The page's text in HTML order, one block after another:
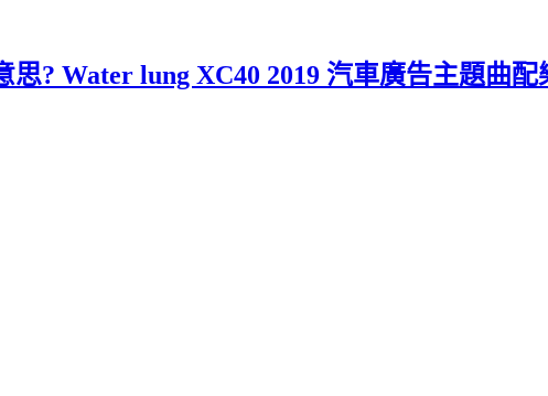
? Water lung XC40 2019 汽車廣告主題曲